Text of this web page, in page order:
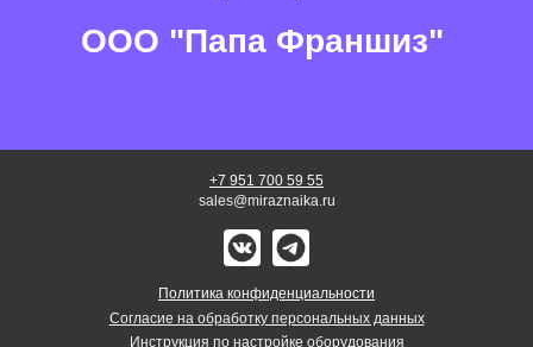
ООО "Папа Франшиз"
+7 951 700 59 55
sales@miraznaika.ru
Политика конфиденциальности
Согласие на обработку персональных данных
Инструкция по настройке оборудования